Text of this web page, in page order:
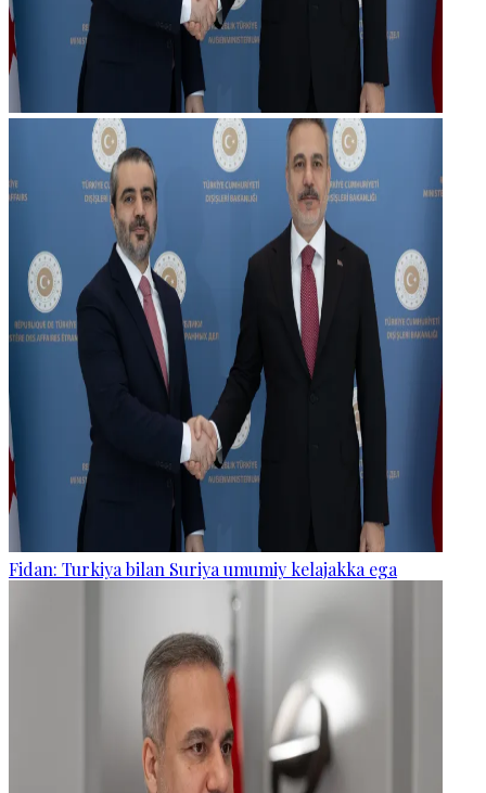
Fidan: Turkiya bilan Suriya umumiy kelajakka ega